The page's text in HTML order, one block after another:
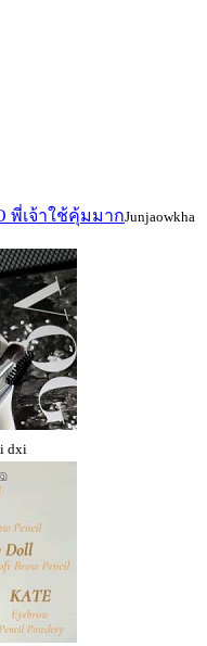
พี่เจ้าใช้คุ้มมากJunjaowkha
dxi